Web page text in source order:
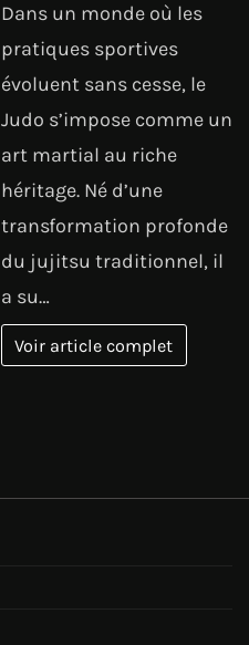
Dans un monde où les
pratiques sportives
évoluent sans cesse, le
Judo s’impose comme un
art martial au riche
héritage. Né d’une
transformation profonde
du jujitsu traditionnel, il
a su…
Voir article complet